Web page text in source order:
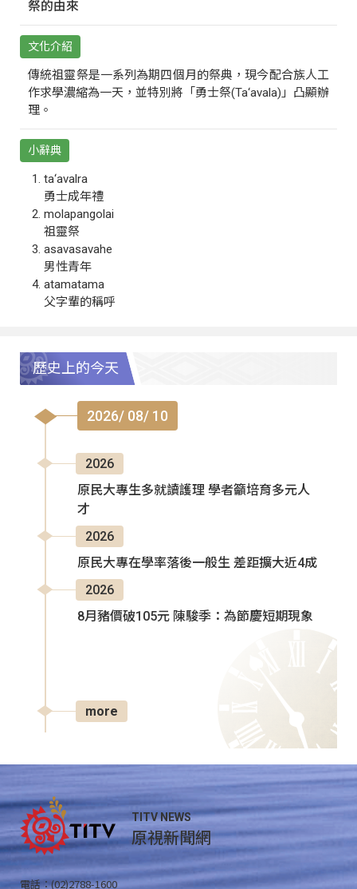
祭的由來
文化介紹
傳統祖靈祭是一系列為期四個月的祭典，現今配合族人工
作求學濃縮為一天，並特別將「勇士祭(Ta‘avala)」凸顯辦
理。
小辭典
ta‘avalra
勇士成年禮
molapangolai
祖靈祭
asavasavahe
男性青年
atamatama
父字輩的稱呼
歷史上的今天
2026/ 08/ 10
2026
原民大專生多就讀護理 學者籲培育多元人
才
2026
原民大專在學率落後一般生 差距擴大近4成
2026
8月豬價破105元 陳駿季：為節慶短期現象
more
TITV NEWS
原視新聞網
電話：(02)2788-1600